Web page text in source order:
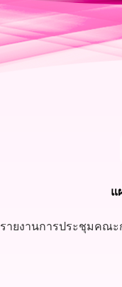
แ
รายงานการประชุมคณะ